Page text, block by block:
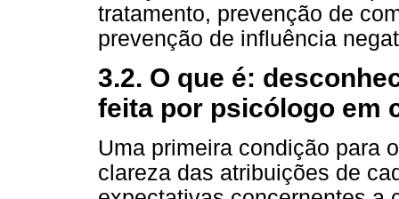
tratamento, prevenção de
prevenção de influência
3.2. O que é:
feita por psicólogo em
Uma primeira condição para
clareza das atribuições de